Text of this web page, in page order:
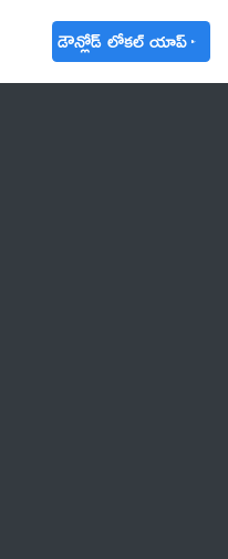
డౌన్లోడ్ లోకల్ యాప్